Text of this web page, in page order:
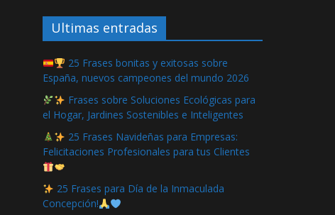
Ultimas entradas
25 Frases bonitas y exitosas sobre
España, nuevos campeones del mundo 2026
Frases sobre Soluciones Ecológicas para
el Hogar, Jardines Sostenibles e Inteligentes
25 Frases Navideñas para Empresas:
Felicitaciones Profesionales para tus Clientes
25 Frases para Día de la Inmaculada
Concepción!